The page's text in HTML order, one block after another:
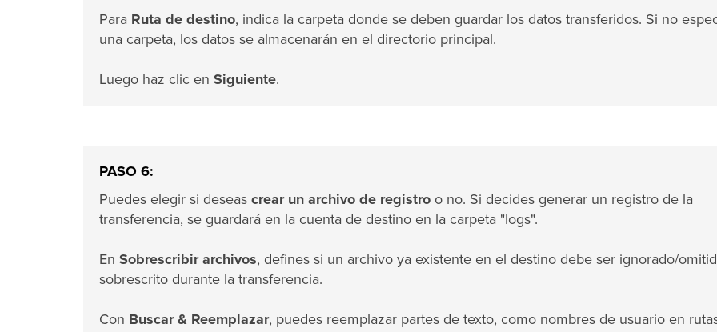
Para Ruta de destino, indica la carpeta donde se deben guardar los datos transferidos. Si no
una carpeta, los datos se almacenarán en el directorio principal.
Luego haz clic en Siguiente.
PASO 6:
Puedes elegir si deseas crear un archivo de registro o no. Si decides generar un registro de la
transferencia, se guardará en la cuenta de destino en la carpeta "logs".
En Sobrescribir archivos, defines si un archivo ya existente en el destino debe ser ignorado/
sobrescrito durante la transferencia.
Con Buscar & Reemplazar, puedes reemplazar partes de texto, como nombres de usuario en